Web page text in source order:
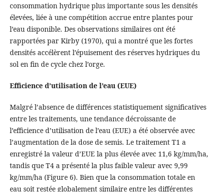
consommation hydrique plus importante sous les densités
élevées, liée à une compétition accrue entre plantes pour
l’eau disponible. Des observations similaires ont été
rapportées par Kirby (1970), qui a montré que les fortes
densités accélèrent l’épuisement des réserves hydriques du
sol en fin de cycle chez l’orge.
Efficience d’utilisation de l’eau (EUE)
Malgré l’absence de différences statistiquement significatives
entre les traitements, une tendance décroissante de
l’efficience d’utilisation de l’eau (EUE) a été observée avec
l’augmentation de la dose de semis. Le traitement T1 a
enregistré la valeur d’EUE la plus élevée avec 11,6 kg/mm/ha,
tandis que T4 a présenté la plus faible valeur avec 9,99
kg/mm/ha (Figure 6). Bien que la consommation totale en
eau soit restée globalement similaire entre les différentes